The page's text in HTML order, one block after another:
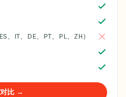
、IT、DE、PT、PL、ZH）
对比 →